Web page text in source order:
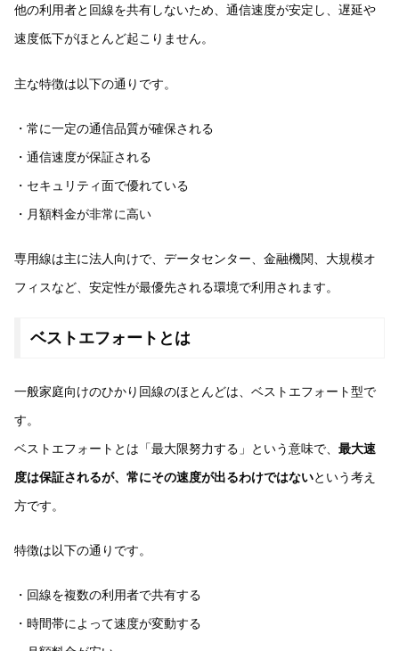
他の利用者と回線を共有しないため、通信速度が安定し、遅延や
速度低下がほとんど起こりません。
主な特徴は以下の通りです。
・常に一定の通信品質が確保される
・通信速度が保証される
・セキュリティ面で優れている
・月額料金が非常に高い
専用線は主に法人向けで、データセンター、金融機関、大規模オ
フィスなど、安定性が最優先される環境で利用されます。
ベストエフォートとは
一般家庭向けのひかり回線のほとんどは、ベストエフォート型で
す。
ベストエフォートとは「最大限努力する」という意味で、 最大速
度は保証されるが、常にその速度が出るわけではないという考え
方です。
特徴は以下の通りです。
・回線を複数の利用者で共有する
・時間帯によって速度が変動する